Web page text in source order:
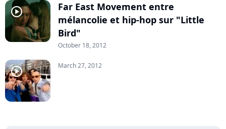
player2
Far East Movement entre
mélancolie et hip-hop sur "Little
Bird"
October 18, 2012
player2 March 27, 2012